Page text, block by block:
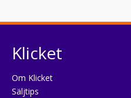
Klicket
Om Klicket
Säljtips